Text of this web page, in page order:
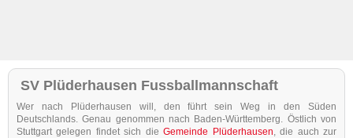
SV Plüderhausen Fussballmannschaft
Wer nach Plüderhausen will, den führt sein Weg in den Süden
Deutschlands. Genau genommen nach Baden-Württemberg. Östlich von
Stuttgart gelegen findet sich dieGemeinde Plüderhausen, die auch zur